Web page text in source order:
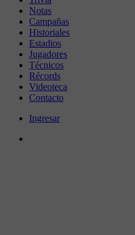
Notas
Campañas
Historiales
Estadios
Jugadores
Técnicos
Récords
Videoteca
Contacto
Ingresar